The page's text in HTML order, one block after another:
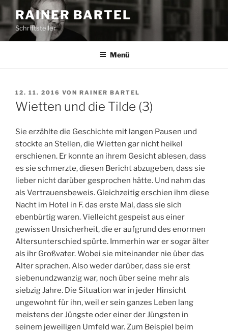
Z
m
I
RAINER BARTEL
Schriftsteller
Menü
V
E
R
F
E
N
I
C
H
A
M
12. 11. 2016 VON RAINER BARTEL
Wietten und die Tilde (3)
Sie erzählte die Geschichte mit langen Pausen und
stockte an Stellen, die Wietten gar nicht heikel
erschienen. Er konnte an ihrem Gesicht ablesen, dass
es sie schmerzte, diesen Bericht abzugeben, dass sie
lieber nicht darüber gesprochen hätte. Und nahm das
als Vertrauensbeweis. Gleichzeitig erschien ihm diese
Nacht im Hotel in F. das erste Mal, dass sie sich
ebenbürtig waren. Vielleicht gespeist aus einer
gewissen Unsicherheit, die er aufgrund des enormen
Altersunterschied spürte. Immerhin war er sogar älter
als ihr Großvater. Wobei sie miteinander nie über das
Alter sprachen. Also weder darüber, dass sie erst
siebenundzwanzig war, noch über seine mehr als
siebzig Jahre. Die Situation war in jeder Hinsicht
ungewohnt für ihn, weil er sein ganzes Leben lang
meistens der Jüngste oder einer der Jüngsten in
seinem jeweiligen Umfeld war. Zum Beispiel beim